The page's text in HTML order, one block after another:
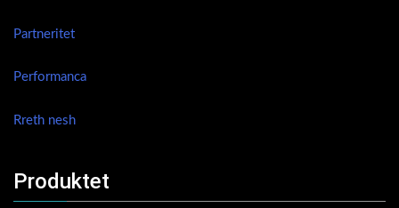
Partneritet
Performanca
Rreth nesh
Produktet